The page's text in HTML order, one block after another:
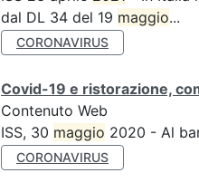
dal DL 34 del 19 maggio...
CORONAVIRUS
Covid-19 e ristorazione,
Contenuto Web
ISS, 30 maggio 2020 - Al
CORONAVIRUS